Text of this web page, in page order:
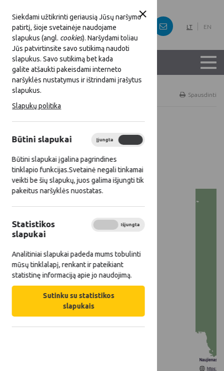
Siekdami užtikrinti geriausią Jūsų naršymo
patirtį, šioje svetainėje naudojame
slapukus (angl. cookies). Naršydami toliau
Jūs patvirtinsite savo sutikimą naudoti
slapukus. Savo sutikimą bet kada
galite atšaukti pakeisdami interneto
naršyklės nustatymus ir ištrindami įrašytus
slapukus.
Slapukų politika
Būtini slapukai Įjungta
Būtini slapukai įgalina pagrindines
tinklapio funkcijas.Svetainė negali tinkamai
veikti be šių slapukų, juos galima išjungti tik
pakeitus naršyklės nuostatas.
Statistikos
slapukai
Išjungta
Analitiniai slapukai padeda mums tobulinti
mūsų tinklalapį, renkant ir pateikiant
statistinę informaciją apie jo naudojimą.
Sutinku su statistikos
slapukais
LT EN
Titulinis Spausdinti
2026 m.
LKT žinios: 2026 m. liepa